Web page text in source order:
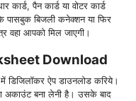
पैन कार्ड या वोटर कार्ड
पासबुक बिजली कनेक्शन या फिर
वहा आपको मिल जाएगी।
Download
डिजिलॉकर ऐप डाउनलोड करिये।
अकाउंट बना लेनी है। उसके बाद